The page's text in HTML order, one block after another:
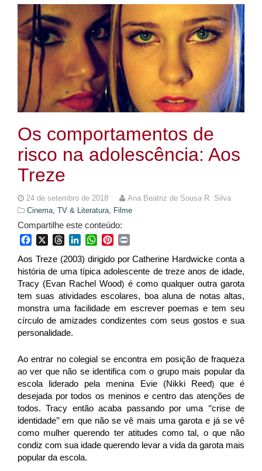
Os comportamentos de
risco na adolescência: Aos
Treze
24 de setembro de 2018
Ana Beatriz de Sousa R. Silva
Cinema, TV & Literatura, Filme
Compartilhe este conteúdo:
FacebookThreadsLinkedInWhatsApp
Pinterest
Aos Treze (2003) dirigido por Catherine Hardwicke conta a
história de uma típica adolescente de treze anos de idade,
Tracy (Evan Rachel Wood) é como qualquer outra garota
tem suas atividades escolares, boa aluna de notas altas,
monstra uma facilidade em escrever poemas e tem seu
círculo de amizades condizentes com seus gostos e sua
personalidade.
Ao entrar no colegial se encontra em posição de fraqueza
ao ver que não se identifica com o grupo mais popular da
escola liderado pela menina Evie (Nikki Reed)que é
desejada por todos os meninos e centro das atenções de
todos. Tracy então acaba passando por uma ‘’crise de
identidade’’ em que não se vê mais uma garota e já se vê
como mulher querendo ter atitudes como tal, o que não
condiz com sua idade querendo levar a vida da garota mais
popular da escola.